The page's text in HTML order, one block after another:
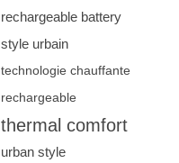
rechargeable battery
style urbain
technologie chauffante
rechargeable
thermal comfort
urban style